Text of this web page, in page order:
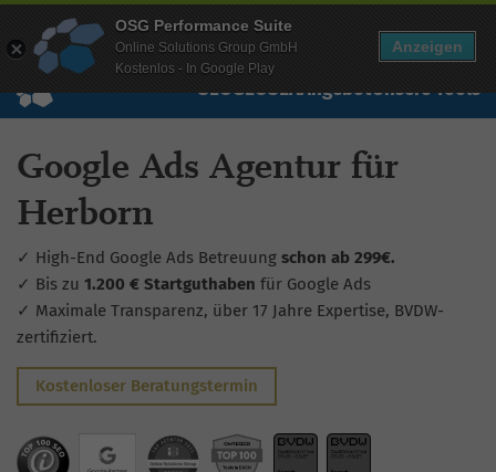
Wissen Free Checks Über uns Free Account
SEOGEOSEAAngebotUnsere Tools
Google Ads Agentur für
Herborn
✓ High-End Google Ads Betreuung schon ab 299€.
✓ Bis zu 1.200 € Startguthaben für Google Ads
✓ Maximale Transparenz, über 17 Jahre Expertise, BVDW-
zertifiziert.
Kostenloser Beratungstermin
OSG Performance Suite
Online Solutions Group GmbH
Kostenlos - In Google Play
Anzeigen